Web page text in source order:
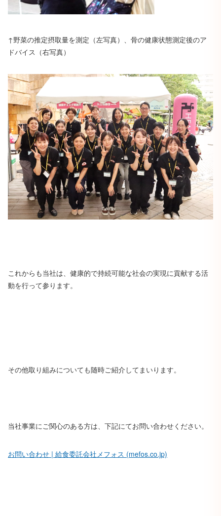
↑野菜の推定摂取量を測定（左写真）、骨の健康状態測定後のア
ドバイス（右写真）
これからも当社は、健康的で持続可能な社会の実現に貢献する活
動を行って参ります。
その他取り組みについても随時ご紹介してまいります。
当社事業にご関心のある方は、下記にてお問い合わせください。
お問い合わせ | 給食委託会社メフォス (mefos.co.jp)